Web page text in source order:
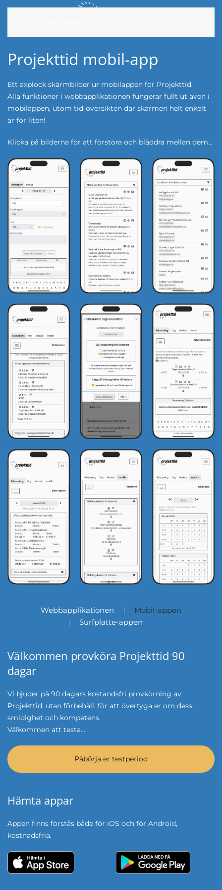
Projekttid mobil-app
Ett axplock skärmbilder ur mobilappen för Projekttid.
Alla funktioner i webbapplikationen fungerar fullt ut även i
mobilappen, utom tid-översikten där skärmen helt enkelt
är för liten!
Klicka på bilderna för att förstora och bläddra mellan dem...
Webbapplikationen
Mobil-appen
Surfplatte-appen
Välkommen provköra Projekttid 90
dagar
Vi bjuder på 90 dagars kostandsfri provkörning av
Projekttid, utan förbehåll, för att övertyga er om dess
smidighet och kompetens.
Välkommen att testa...
Påbörja er testperiod
Hämta appar
Appen finns förstås både för iOS och för Android,
kostnadsfria.